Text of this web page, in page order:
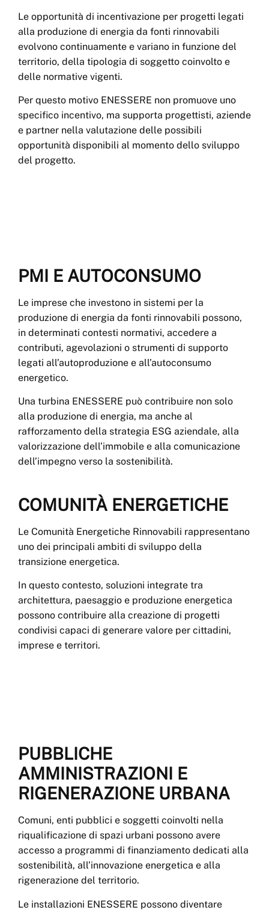
Le opportunità di incentivazione per progetti legati
alla produzione di energia da fonti rinnovabili
evolvono continuamente e variano in funzione del
territorio, della tipologia di soggetto coinvolto e
delle normative vigenti.
Per questo motivo ENESSERE non promuove uno
specifico incentivo, ma supporta progettisti, aziende
e partner nella valutazione delle possibili
opportunità disponibili al momento dello sviluppo
del progetto.
PMI E AUTOCONSUMO
Le imprese che investono in sistemi per la
produzione di energia da fonti rinnovabili possono,
in determinati contesti normativi, accedere a
contributi, agevolazioni o strumenti di supporto
legati all’autoproduzione e all’autoconsumo
energetico.
Una turbina ENESSERE può contribuire non solo
alla produzione di energia, ma anche al
rafforzamento della strategia ESG aziendale, alla
valorizzazione dell’immobile e alla comunicazione
dell’impegno verso la sostenibilità.
COMUNITÀ ENERGETICHE
Le Comunità Energetiche Rinnovabili rappresentano
uno dei principali ambiti di sviluppo della
transizione energetica.
In questo contesto, soluzioni integrate tra
architettura, paesaggio e produzione energetica
possono contribuire alla creazione di progetti
condivisi capaci di generare valore per cittadini,
imprese e territori.
PUBBLICHE
AMMINISTRAZIONI E
RIGENERAZIONE URBANA
Comuni, enti pubblici e soggetti coinvolti nella
riqualificazione di spazi urbani possono avere
accesso a programmi di finanziamento dedicati alla
sostenibilità, all’innovazione energetica e alla
rigenerazione del territorio.
Le installazioni ENESSERE possono diventare